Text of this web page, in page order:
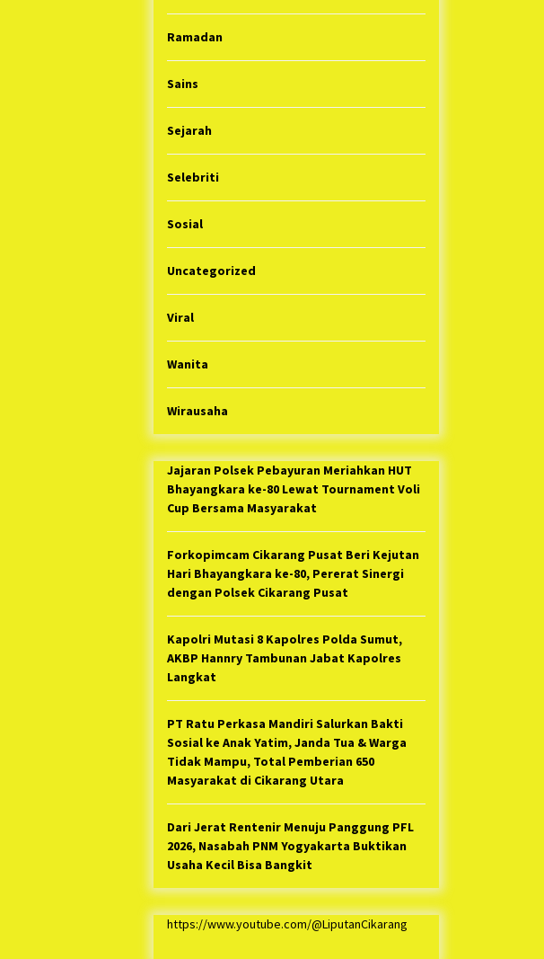
Ramadan
Sains
Sejarah
Selebriti
Sosial
Uncategorized
Viral
Wanita
Wirausaha
Jajaran Polsek Pebayuran Meriahkan HUT
Bhayangkara ke-80 Lewat Tournament Voli
Cup Bersama Masyarakat
Forkopimcam Cikarang Pusat Beri Kejutan
Hari Bhayangkara ke-80, Pererat Sinergi
dengan Polsek Cikarang Pusat
Kapolri Mutasi 8 Kapolres Polda Sumut,
AKBP Hannry Tambunan Jabat Kapolres
Langkat
PT Ratu Perkasa Mandiri Salurkan Bakti
Sosial ke Anak Yatim, Janda Tua & Warga
Tidak Mampu, Total Pemberian 650
Masyarakat di Cikarang Utara
Dari Jerat Rentenir Menuju Panggung PFL
2026, Nasabah PNM Yogyakarta Buktikan
Usaha Kecil Bisa Bangkit
https://www.youtube.com/@LiputanCikarang